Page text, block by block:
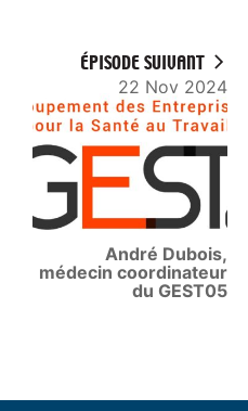
ÉPISODE SUIVANT
22 Nov 2024
André Dubois,
médecin coordinateur
du GEST05